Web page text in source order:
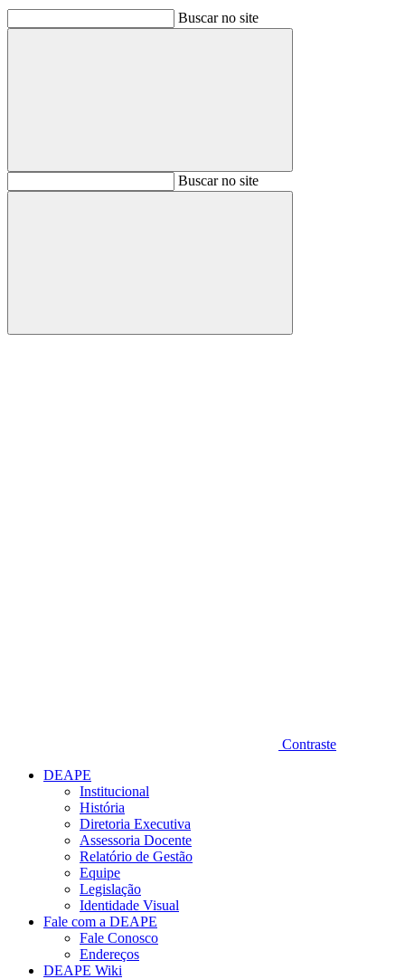
Buscar no site
BuscarBuscar no site
Buscar
Contraste
DEAPE
Institucional
História
Diretoria Executiva
Assessoria Docente
Relatório de Gestão
Equipe
Legislação
Identidade Visual
Fale com a DEAPE
Fale Conosco
Endereços
DEAPE Wiki